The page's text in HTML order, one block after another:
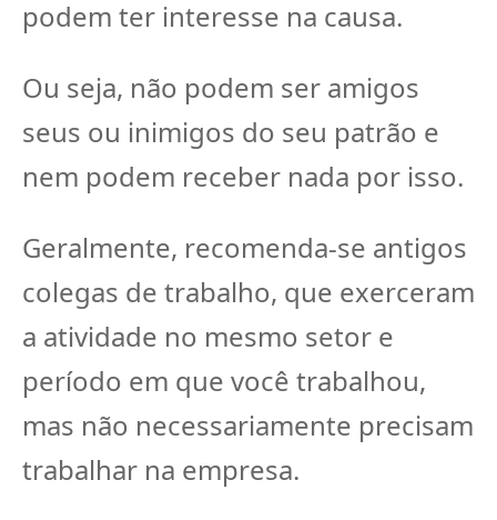
podem ter interesse na causa.
Ou seja, não podem ser amigos
seus ou inimigos do seu patrão e
nem podem receber nada por isso.
Geralmente, recomenda-se antigos
colegas de trabalho, que exerceram
a atividade no mesmo setor e
período em que você trabalhou,
mas não necessariamente precisam
trabalhar na empresa.